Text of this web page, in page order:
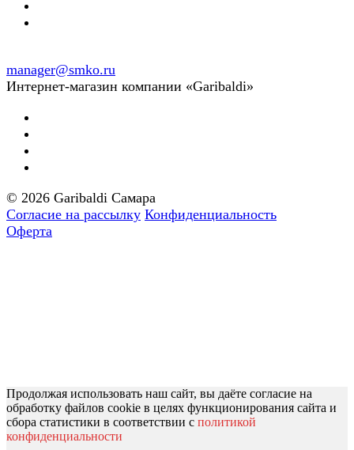
manager@smko.ru
Интернет-магазин компании «Garibaldi»
© 2026 Garibaldi Самара
Согласие на рассылку Конфиденциальность
Оферта
Продолжая использовать наш сайт, вы даёте согласие на
обработку файлов cookie в целях функционирования сайта и
сбора статистики в соответствии с политикой
конфиденциальности